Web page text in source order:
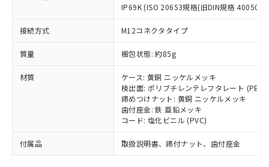
IP69K (ISO 20653規格(旧DIN規格 40050
接続方式 M12コネクタタイプ
質量 梱包状態: 約85g
材質
ケース: 黄銅 ニッケルメッキ
検出面: ポリブチレンテレフタレート (PBT)
締めつけナット: 黄銅 ニッケルメッキ
歯付座金: 鉄 亜鉛メッキ
コード: 塩化ビニル (PVC)
付属品 取扱説明書、締付ナット、歯付座金
ご相談ください。
オムロン制御機器販売店や当社販売拠
販売ネットワーク
」をご確認
在庫状況および標準価格結果を当社の
事前の承諾なく第三者に漏洩または開
示しないようお願いします。
マイパーツ機能（部品リスト作成サー
ビス）をご利用いただくには、I-Web
メンバーズにご登録されている必要が
お客様が当ウェブサイト上で当社にご
但し、RoHS指令で産業用監視および制御機器に対する
適用除外項目は除く。
フタル酸エステル類の４物質については閾値を超える意
図的な使用がないことを確認しています。
※2 対応予定月
部品在庫の切り替え状況などにより、予定
月が前後することがあります。
※3 非含有証明書ダウンロード
DEHP(フタル酸ビス(2-エチルヘキシル)) : 1000ppm
※2 環境保護使用期限
「ｅ」：有害物質（10物質）のすべてが基
準値以下であることを示します。
「10」：通常の使用状況下において有害物
質が外部に漏えいし、環境に深刻な影響を
及ぼさない年数を意味します。
「－」：未確認です。当社販売部門へお問
い合わせください。
当社は貴社製品を、核兵器、ミサイ
ル、化学兵器、生物兵器またはその他
武器並びにこれらの製造装置等に一切
使用いたしません。
当社は、貴社製品を第三者に販売する
場合は、上記1、2および3の内容を当
該第三者に通知します。また当社は、
販売先および販売に係わる関係者が違
法に輸出するおそれがある場合は、取
り引きをいたしません。
在庫なし(最新の在庫状況につ
いては、お客様のお取引先、ま
たはお客様担当のオムロン制御
機器販売店・当社販売員にご確
認ください)
受注生産機種、また在庫状況の
情報を公開していない機種